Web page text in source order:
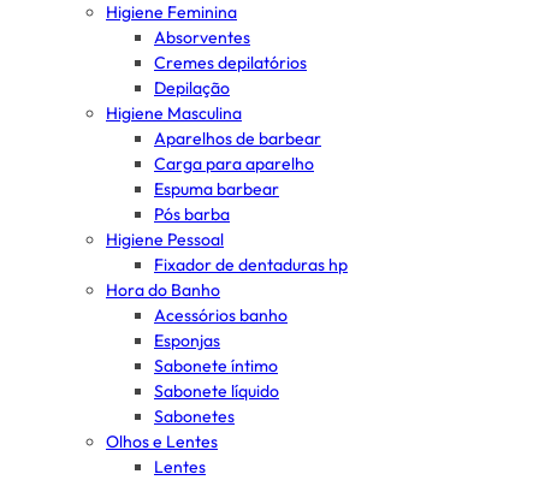
Higiene Feminina
Absorventes
Cremes depilatórios
Depilação
Higiene Masculina
Aparelhos de barbear
Carga para aparelho
Espuma barbear
Pós barba
Higiene Pessoal
Fixador de dentaduras hp
Hora do Banho
Acessórios banho
Esponjas
Sabonete íntimo
Sabonete líquido
Sabonetes
Olhos e Lentes
Lentes